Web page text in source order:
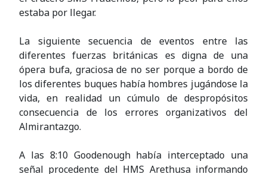
estaba por llegar.
La siguiente secuencia de eventos entre las
diferentes fuerzas británicas es digna de una
ópera bufa, graciosa de no ser porque a bordo de
los diferentes buques había hombres jugándose la
vida, en realidad un cúmulo de despropósitos
consecuencia de los errores organizativos del
Almirantazgo.
A las 8:10 Goodenough había interceptado una
señal procedente del HMS Arethusa informando